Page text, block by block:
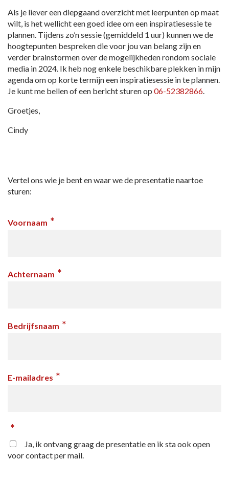
Als je liever een diepgaand overzicht met leerpunten op maat
wilt, is het wellicht een goed idee om een inspiratiesessie te
plannen. Tijdens zo’n sessie (gemiddeld 1 uur) kunnen we de
hoogtepunten bespreken die voor jou van belang zijn en
verder brainstormen over de mogelijkheden rondom sociale
media in 2024. Ik heb nog enkele beschikbare plekken in mijn
agenda om op korte termijn een inspiratiesessie in te plannen.
Je kunt me bellen of een bericht sturen op 06-52382866.
Groetjes,
Cindy
Vertel ons wie je bent en waar we de presentatie naartoe
sturen:
Voornaam *
Achternaam *
Bedrijfsnaam *
E-mailadres *
*
Ja, ik ontvang graag de presentatie en ik sta ook open
voor contact per mail.